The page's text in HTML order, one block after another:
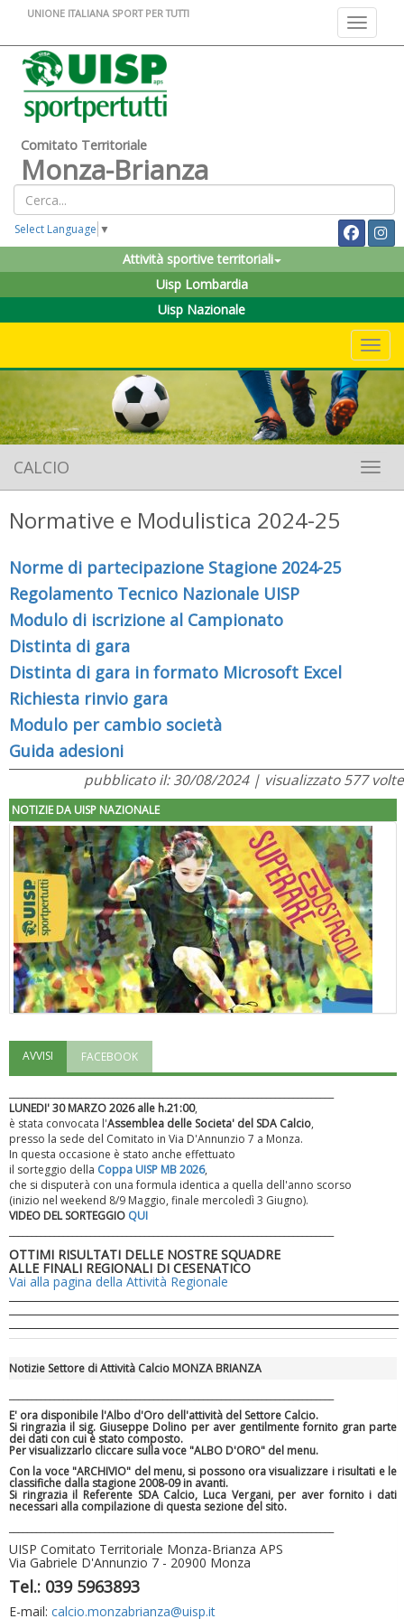
Toggle
UNIONE ITALIANA SPORT PER TUTTI
Comitato Territoriale
Monza-Brianza
Select Language ▼
Attività sportive territoriali
Uisp Lombardia
Uisp Nazionale
CALCIO
Normative e Modulistica 2024-25
Norme di partecipazione Stagione 2024-25
Regolamento Tecnico Nazionale UISP
Modulo di iscrizione al Campionato
Distinta di gara
Distinta di gara in formato Microsoft Excel
Richiesta rinvio gara
Modulo per cambio società
Guida adesioni
pubblicato il: 30/08/2024 | visualizzato 577 volte
NOTIZIE DA UISP NAZIONALE
"Superare gli ostacoli": la relazione di Tiziano Pesce al CN Uisp
Luglio 2026: "Pensando con i piedi, si possono fare le
Tiziano Pesce a Radio InBlu2000 traccia il bilancio della stagione
AVVISI FACEBOOK
LUNEDI' 30 MARZO 2026 alle h.21:00,
è stata convocata l'Assemblea delle Societa' del SDA Calcio,
presso la sede del Comitato in Via D'Annunzio 7 a Monza.
In questa occasione è stato anche effettuato
il sorteggio della Coppa UISP MB 2026,
che si disputerà con una formula identica a quella dell'anno scorso
(inizio nel weekend 8/9 Maggio, finale mercoledì 3 Giugno).
VIDEO DEL SORTEGGIO QUI
OTTIMI RISULTATI DELLE NOSTRE SQUADRE
ALLE FINALI REGIONALI DI CESENATICO
Vai alla pagina della Attività Regionale
________________________________________________________________________
Notizie Settore di Attività Calcio MONZA BRIANZA
E' ora disponibile l'Albo d'Oro dell'attività del Settore Calcio.
Si ringrazia il sig. Giuseppe Dolino per aver gentilmente fornito gran parte
dei dati con cui è stato composto.
Per visualizzarlo cliccare sulla voce "ALBO D'ORO" del menu.
Con la voce "ARCHIVIO" del menu, si possono ora visualizzare i risultati e le
classifiche dalla stagione 2008-09 in avanti.
Si ringrazia il Referente SDA Calcio, Luca Vergani, per aver fornito i dati
necessari alla compilazione di questa sezione del sito.
UISP Comitato Territoriale Monza-Brianza APS
Via Gabriele D'Annunzio 7 - 20900 Monza
Tel.: 039 5963893
E-mail: calcio.monzabrianza@uisp.it